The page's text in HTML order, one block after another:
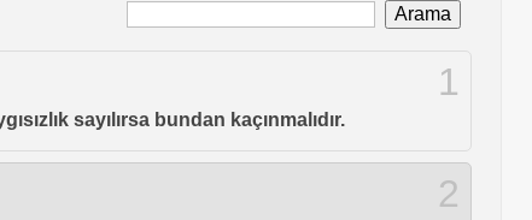
Arama
1
sayılırsa bundan kaçınmalıdır.
2